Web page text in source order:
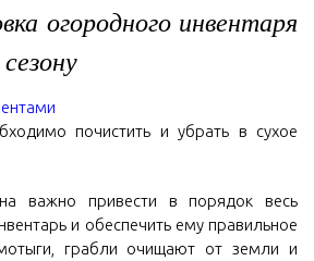
огородного инвентаря
почистить и убрать в сухое
важно привести в порядок весь
и обеспечить ему правильное
грабли очищают от земли и